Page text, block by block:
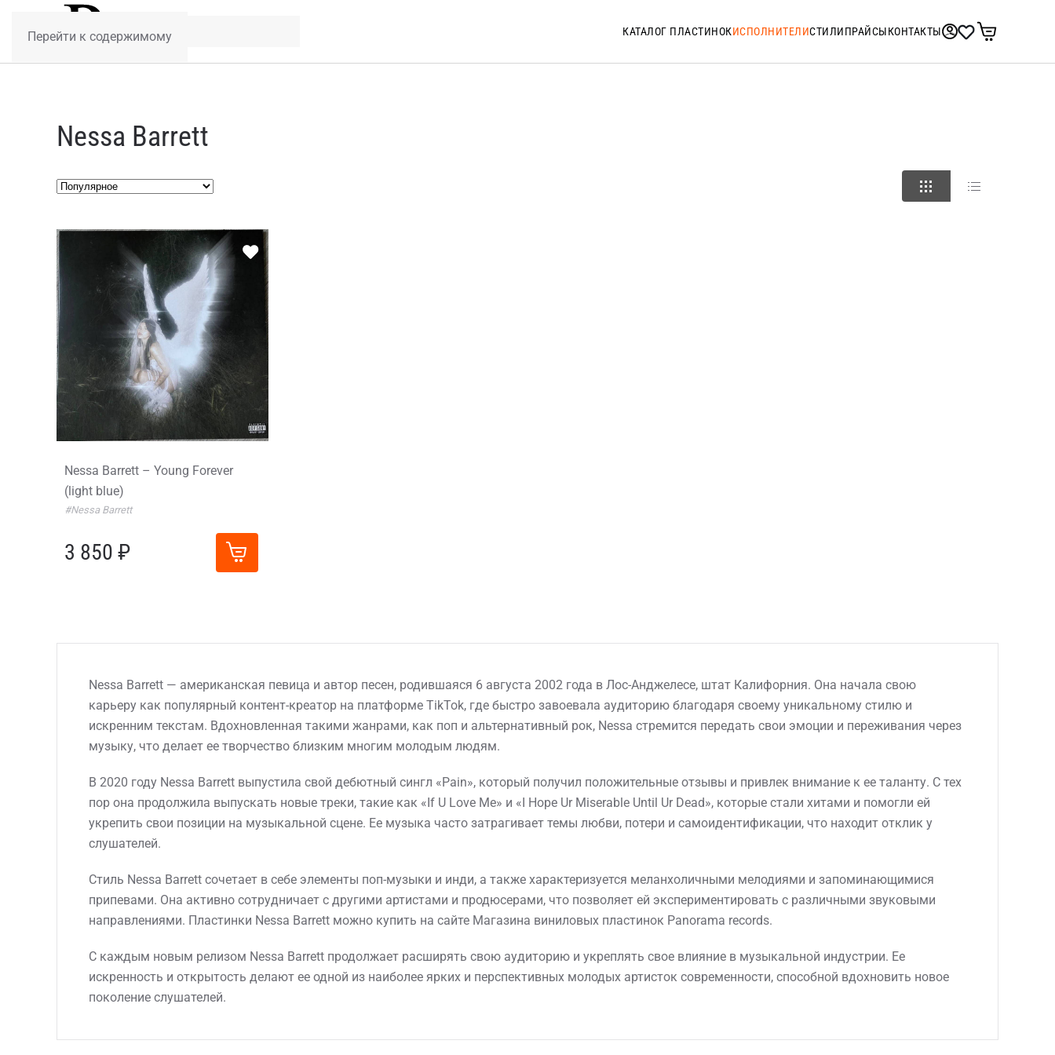
Перейти к содержимому КАТАЛОГ ПЛАСТИНОКИСПОЛНИТЕЛИСТИЛИПРАЙСЫКОНТАКТЫ
Nessa Barrett
Nessa Barrett – Young Forever
(light blue)
#Nessa Barrett
3 850 ₽
Nessa Barrett — американская певица и автор песен, родившаяся 6 августа 2002 года в Лос-Анджелесе, штат Калифорния. Она начала свою
карьеру как популярный контент-креатор на платформе TikTok, где быстро завоевала аудиторию благодаря своему уникальному стилю и
искренним текстам. Вдохновленная такими жанрами, как поп и альтернативный рок, Nessa стремится передать свои эмоции и переживания через
музыку, что делает ее творчество близким многим молодым людям.
В 2020 году Nessa Barrett выпустила свой дебютный сингл «Pain», который получил положительные отзывы и привлек внимание к ее таланту. С тех
пор она продолжила выпускать новые треки, такие как «If U Love Me» и «I Hope Ur Miserable Until Ur Dead», которые стали хитами и помогли ей
укрепить свои позиции на музыкальной сцене. Ее музыка часто затрагивает темы любви, потери и самоидентификации, что находит отклик у
слушателей.
Стиль Nessa Barrett сочетает в себе элементы поп-музыки и инди, а также характеризуется меланхоличными мелодиями и запоминающимися
припевами. Она активно сотрудничает с другими артистами и продюсерами, что позволяет ей экспериментировать с различными звуковыми
направлениями. Пластинки Nessa Barrett можно купить на сайте Магазина виниловых пластинок Panorama records.
С каждым новым релизом Nessa Barrett продолжает расширять свою аудиторию и укреплять свое влияние в музыкальной индустрии. Ее
искренность и открытость делают ее одной из наиболее ярких и перспективных молодых артисток современности, способной вдохновить новое
поколение слушателей.